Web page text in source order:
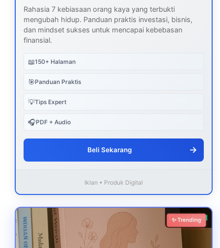
Rahasia 7 kebiasaan orang kaya yang terbukti
mengubah hidup. Panduan praktis investasi, bisnis,
dan mindset sukses untuk mencapai kebebasan
finansial.
📖150+ Halaman
🎯Panduan Praktis
💡Tips Expert
🎧PDF + Audio
Beli Sekarang →
Iklan • Produk Digital
Download
✨ Trending